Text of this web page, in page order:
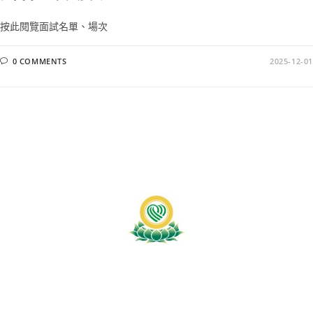
按此閱覽面試名單、場次
0 COMMENTS 2025-12-01